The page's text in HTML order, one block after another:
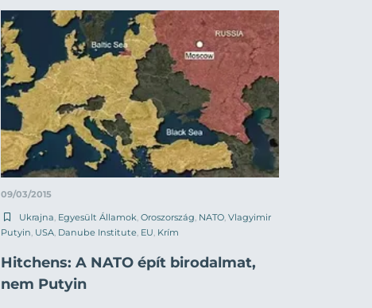
09/03/2015
Ukrajna Egyesült Államok Oroszország NATO Vlagyimir
Putyin USA Danube Institute EU Krím
Hitchens: A NATO épít birodalmat,
nem Putyin